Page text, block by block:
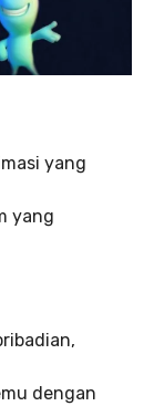
yang
yang
dengan